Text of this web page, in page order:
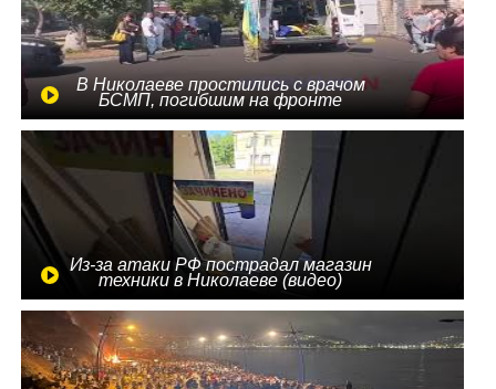
В Николаеве простились с врачом
БСМП, погибшим на фронте
Из-за атаки РФ пострадал магазин
техники в Николаеве (видео)